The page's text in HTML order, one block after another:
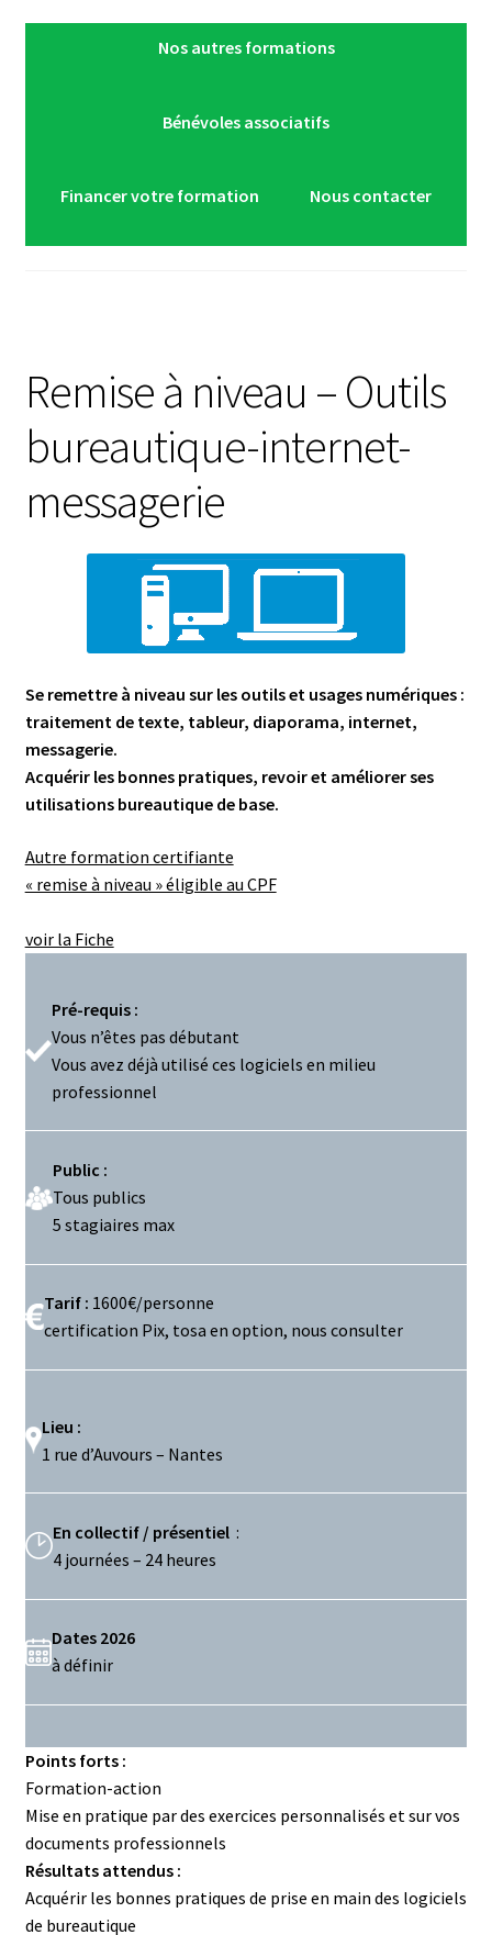
Nos autres formations
Bénévoles associatifs
Financer votre formation Nous contacter
Remise à niveau – Outils
bureautique-internet-
messagerie
Se remettre à niveau sur les outils et usages numériques :
traitement de texte, tableur, diaporama, internet,
messagerie.
Acquérir les bonnes pratiques, revoir et améliorer ses
utilisations bureautique de base.
Autre formation certifiante
« remise à niveau » éligible au CPF
voir la Fiche
Pré-requis :
Vous n’êtes pas débutant
Vous avez déjà utilisé ces logiciels en milieu
professionnel
Public :
Tous publics
5 stagiaires max
Tarif : 1600€/personne
certification Pix, tosa en option, nous consulter
Lieu :
1 rue d’Auvours – Nantes
En collectif / présentiel :
4 journées – 24 heures
Dates 2026
à définir
Points forts :
Formation-action
Mise en pratique par des exercices personnalisés et sur vos
documents professionnels
Résultats attendus :
Acquérir les bonnes pratiques de prise en main des logiciels
de bureautique